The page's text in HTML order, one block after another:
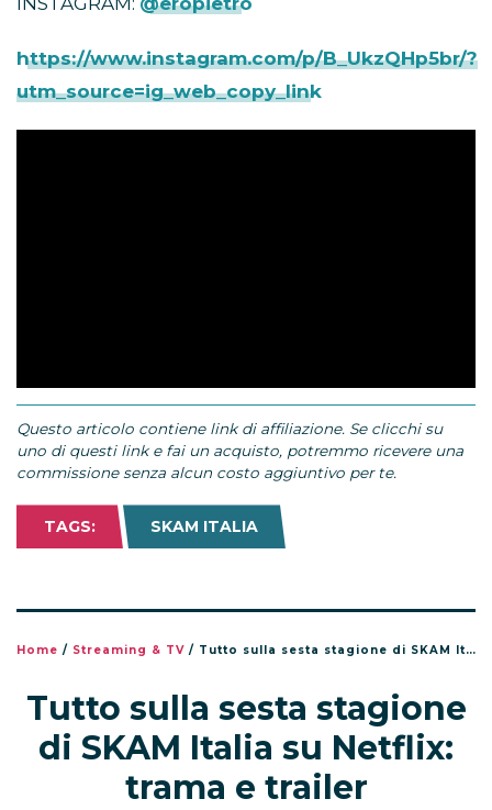
https://www.instagram.com/p/B_UkzQHp5br/?
utm_source=ig_web_copy_link
Questo articolo contiene link di affiliazione. Se clicchi su
uno di questi link e fai un acquisto, potremmo ricevere una
commissione senza alcun costo aggiuntivo per te.
TAGS: SKAM ITALIA
Home / Streaming & TV / Tutto sulla sesta stagione di SKAM Italia su Netflix: trama e trailer
Tutto sulla sesta stagione
di SKAM Italia su Netflix:
trama e trailer